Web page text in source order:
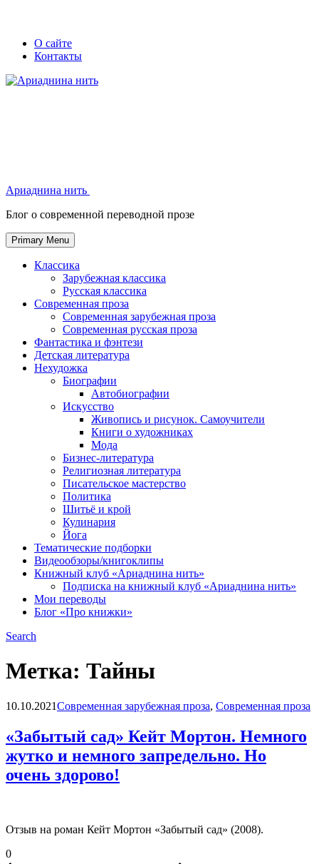
Skip
Secondary
left
navigation
Secondary
right
navigation
О сайте
Контакты
Ариаднина нить
Блог о современной переводной прозе
Primary Menu
Классика
Зарубежная классика
Русская классика
Современная проза
Современная зарубежная проза
Современная русская проза
Фантастика и фэнтези
Детская литература
Нехудожка
Биографии
Автобиографии
Искусство
Живопись и рисунок. Самоучители
Книги о художниках
Мода
Бизнес-литература
Религиозная литература
Писательское мастерство
Политика
Шитьё и крой
Кулинария
Йога
Тематические подборки
Видеообзоры/книгоклипы
Книжный клуб «Ариаднина нить»
Подписка на книжный клуб «Ариаднина нить»
Мои переводы
Блог «Про книжки»
Search
Метка: Тайны
Blog
10.10.2021Современная зарубежная проза, Современная проза
«Забытый сад» Кейт Мортон. Немного
жутко и немного запредельно. Но
очень здорово!
Отзыв на роман Кейт Мортон «Забытый сад» (2008).
0